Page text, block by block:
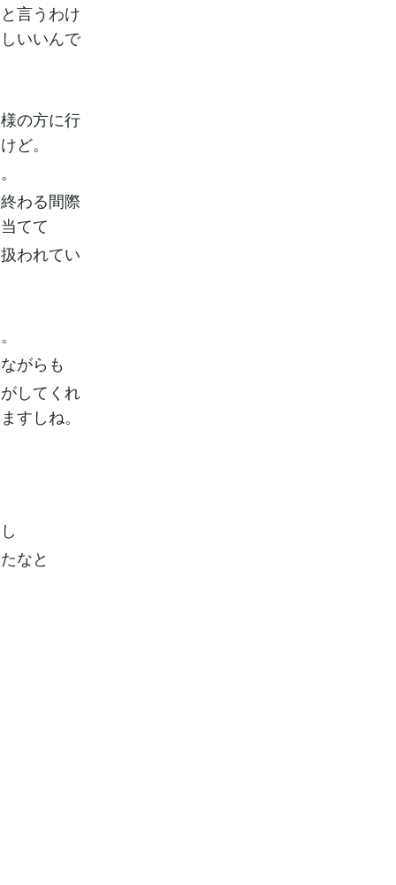
言うわけ
いいんで
の方に行
ど。
わる間際
てて
われてい
がらも
してくれ
すしね。
なと